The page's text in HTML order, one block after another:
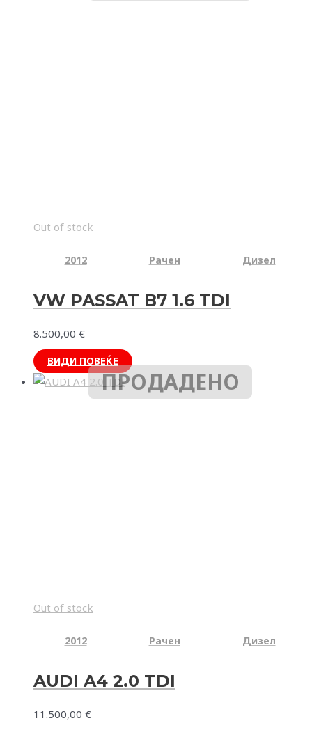
Out of stock
2012 Рачен Дизел
VW PASSAT B7 1.6 TDI
8.500,00 €
ВИДИ ПОВЕЌЕ
ПРОДАДЕНО
Out of stock
2012 Рачен Дизел
AUDI A4 2.0 TDI
11.500,00 €